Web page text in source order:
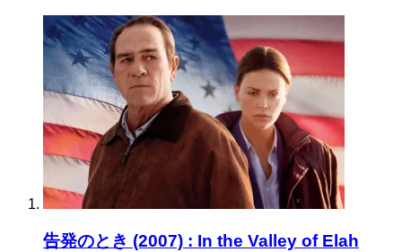
告発のとき (2007) : In the Valley of Elah